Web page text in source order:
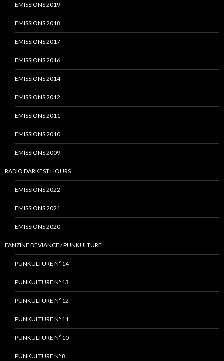
EMISSIONS 2019
EMISSIONS 2018
EMISSIONS 2017
EMISSIONS 2016
EMISSIONS 2014
EMISSIONS 2012
EMISSIONS 2011
EMISSIONS 2010
EMISSIONS 2009
RADIO DARKEST HOURS
EMISSIONS 2022
EMISSIONS 2021
EMISSIONS 2020
FANZINE DEVIANCE / PUNKULTURE
PUNKULTURE N°14
PUNKULTURE N°13
PUNKULTURE N°12
PUNKULTURE N°11
PUNKULTURE N°10
PUNKULTURE N°8